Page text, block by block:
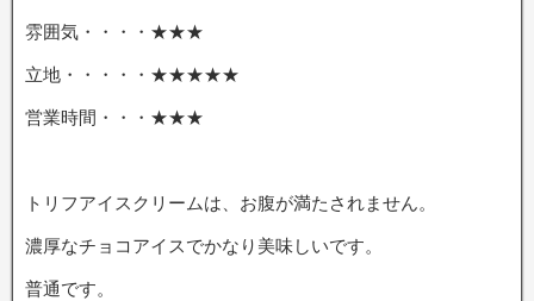
雰囲気・・・・★★★
立地・・・・・★★★★★
営業時間・・・★★★
トリフアイスクリームは、お腹が満たされません。
濃厚なチョコアイスでかなり美味しいです。
普通です。